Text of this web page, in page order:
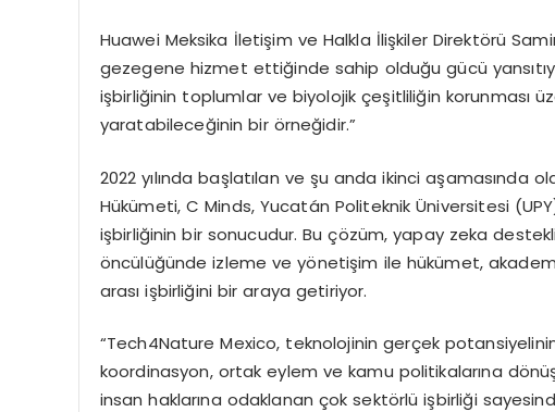
Huawei Meksika İletişim ve Halkla İlişkiler Direktörü
gezegene hizmet ettiğinde sahip olduğu gücü
işbirliğinin toplumlar ve biyolojik çeşitliliğin korunması
yaratabileceğinin bir örneğidir.”
2022 yılında başlatılan ve şu anda ikinci aşamasında
Hükümeti, C Minds, Yucatán Politeknik Üniversitesi
işbirliğinin bir sonucudur. Bu çözüm, yapay zeka
öncülüğünde izleme ve yönetişim ile hükümet,
arası işbirliğini bir araya getiriyor.
“Tech4Nature Mexico, teknolojinin gerçek
koordinasyon, ortak eylem ve kamu politikalarına
insan haklarına odaklanan çok sektörlü işbirliği